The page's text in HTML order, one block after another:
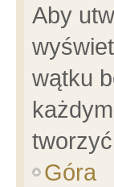
Aby
wątku
Góra